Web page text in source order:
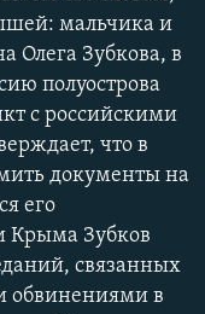
мальчика и
Олега Зубкова, в
полуострова
с российскими
что в
документы на
его
Крыма Зубков
связанных
обвинениями в